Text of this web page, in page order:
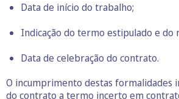
Data de início do trabalho;
Indicação do termo estipulado e do
Data de celebração do contrato.
O incumprimento destas formalidades
do contrato a termo incerto em